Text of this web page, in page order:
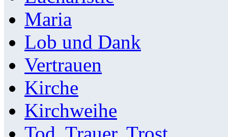
Maria
Lob und Dank
Vertrauen
Kirche
Kirchweihe